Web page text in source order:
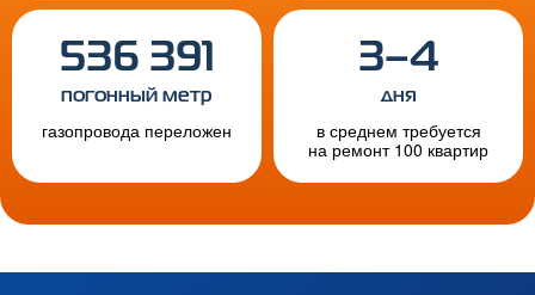
536 391
погонный метр
газопровода переложен
3–4
дня
в среднем требуется
на ремонт 100 квартир